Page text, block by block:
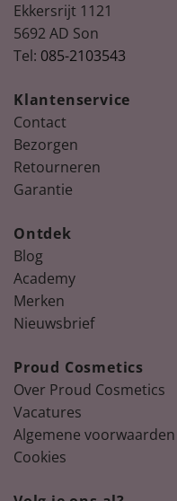
Ekkersrijt 1121
5692 AD Son
Tel: 085-2103543
Klantenservice
Contact
Bezorgen
Retourneren
Garantie
Ontdek
Blog
Academy
Merken
Nieuwsbrief
Proud Cosmetics
Over Proud Cosmetics
Vacatures
Algemene voorwaarden
Cookies